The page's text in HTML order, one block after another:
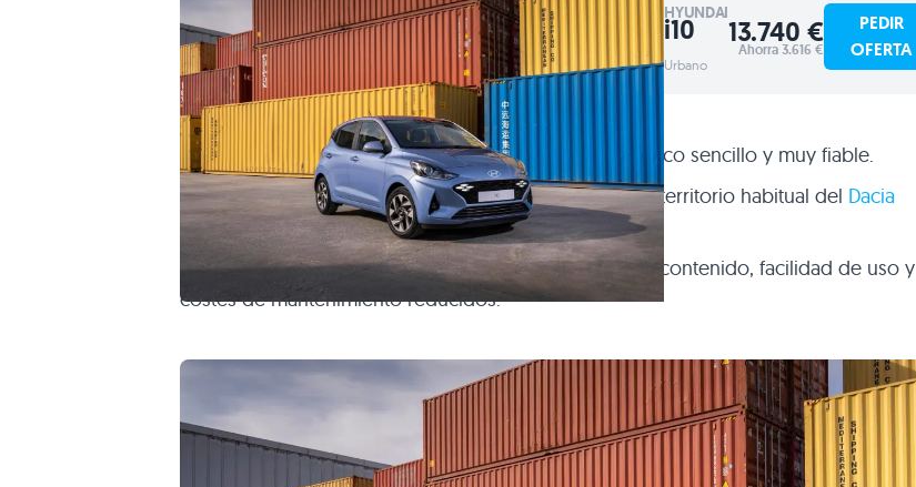
HYUNDAI
i10
Urbano
13.740 €
Ahorra 3.616 €
PEDIR
OFERTA
Este coche sigue apostando por un motor atmosférico sencillo y muy fiable.
Está disponible desde 13.740 euros, acercándose al territorio habitual del Dacia
Sandero
No destaca por prestaciones, pero sí por consumo contenido, facilidad de uso y
costes de mantenimiento reducidos.